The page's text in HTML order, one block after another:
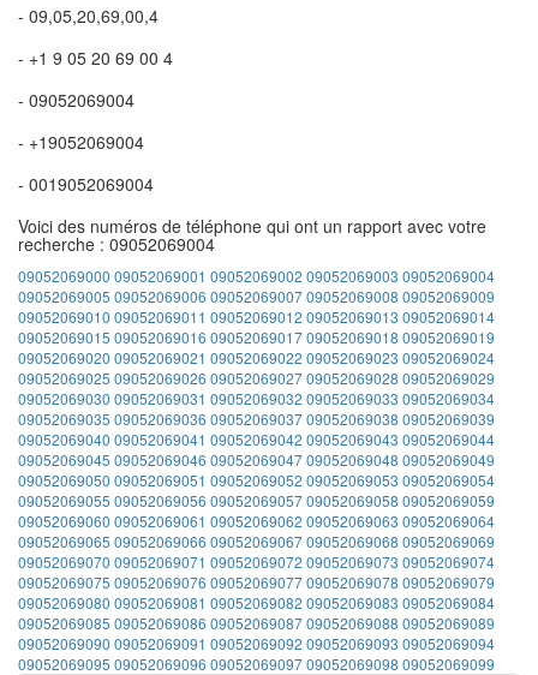
- 09,05,20,69,00,4
- +1 9 05 20 69 00 4
- 09052069004
- +19052069004
- 0019052069004
Voici des numéros de téléphone qui ont un rapport avec votre
recherche : 09052069004
09052069000 09052069001 09052069002 09052069003 09052069004
09052069005 09052069006 0905206900709052069008 09052069009
09052069010 09052069011 09052069012 09052069013 09052069014
09052069015 09052069016 0905206901709052069018 09052069019
09052069020 09052069021 09052069022 09052069023 09052069024
09052069025 09052069026 0905206902709052069028 09052069029
09052069030 09052069031 09052069032 09052069033 09052069034
09052069035 09052069036 0905206903709052069038 09052069039
09052069040 09052069041 09052069042 09052069043 09052069044
09052069045 09052069046 0905206904709052069048 09052069049
09052069050 09052069051 09052069052 09052069053 09052069054
09052069055 09052069056 0905206905709052069058 09052069059
09052069060 09052069061 09052069062 09052069063 09052069064
09052069065 09052069066 0905206906709052069068 09052069069
09052069070 09052069071 09052069072 09052069073 09052069074
09052069075 09052069076 0905206907709052069078 09052069079
09052069080 09052069081 09052069082 09052069083 09052069084
09052069085 09052069086 0905206908709052069088 09052069089
09052069090 09052069091 09052069092 09052069093 09052069094
09052069095 09052069096 0905206909709052069098 09052069099